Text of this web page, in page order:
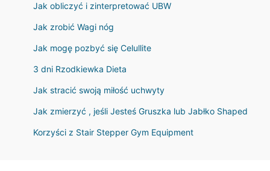
Jak obliczyć i zinterpretować UBW
Jak zrobić Wagi nóg
Jak mogę pozbyć się Celullite
3 dni Rzodkiewka Dieta
Jak stracić swoją miłość uchwyty
Jak zmierzyć , jeśli Jesteś Gruszka lub Jabłko Shaped
Korzyści z Stair Stepper Gym Equipment